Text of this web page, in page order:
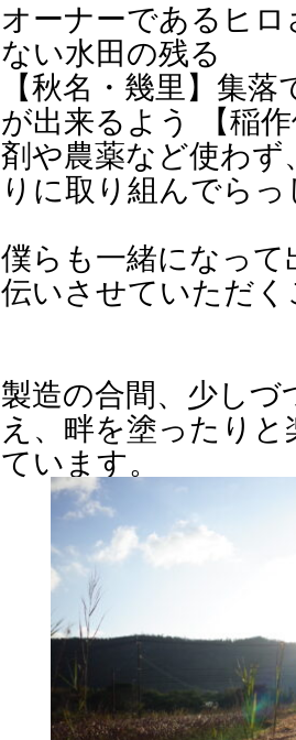
オーナーであるヒ
ない水田の残る
【秋名・幾里】集
が出来るよう 【稲
剤や農薬など使わず
りに取り組んでら
僕らも一緒になっ
伝いさせていただく
製造の合間、少しづ
え、畔を塗ったり
ています。